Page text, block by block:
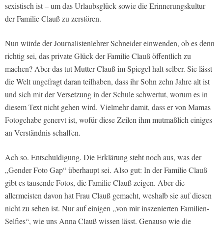
sexistisch ist – um das Urlaubsglück sowie die Erinnerungskultur
der Familie Clauß zu zerstören.
Nun würde der Journalistenlehrer Schneider einwenden, ob es denn
richtig sei, das private Glück der Familie Clauß öffentlich zu
machen? Aber das tut Mutter Clauß im Spiegel halt selber. Sie lässt
die Welt ungefragt daran teilhaben, dass ihr Sohn zehn Jahre alt ist
und sich mit der Versetzung in der Schule schwertut, worum es in
diesem Text nicht gehen wird. Vielmehr damit, dass er von Mamas
Fotogehabe genervt ist, wofür diese Zeilen ihm mutmaßlich einiges
an Verständnis schaffen.
Ach so. Entschuldigung. Die Erklärung steht noch aus, was der
„Gender Foto Gap“ überhaupt sei. Also gut: In der Familie Clauß
gibt es tausende Fotos, die Familie Clauß zeigen. Aber die
allermeisten davon hat Frau Clauß gemacht, weshalb sie auf diesen
nicht zu sehen ist. Nur auf einigen „von mir inszenierten Familien-
Selfies“, wie uns Anna Clauß wissen lässt. Genauso wie die